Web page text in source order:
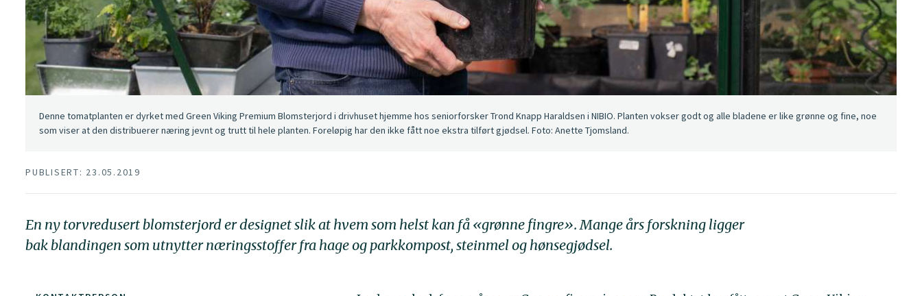
Denne tomatplanten er dyrket med Green Viking Premium Blomsterjord i drivhuset hjemme hos seniorforsker Trond Knapp Haraldsen i NIBIO. Planten vokser godt og alle bladene er like grønne og fine, noe
som viser at den distribuerer næring jevnt og trutt til hele planten. Foreløpig har den ikke fått noe ekstra tilført gjødsel. Foto: Anette Tjomsland.
PUBLISERT: 23.05.2019
En ny torvredusert blomsterjord er designet slik at hvem som helst kan få «grønne fingre». Mange års forskning ligger
bak blandingen som utnytter næringsstoffer fra hage og parkkompost, steinmel og hønsegjødsel.